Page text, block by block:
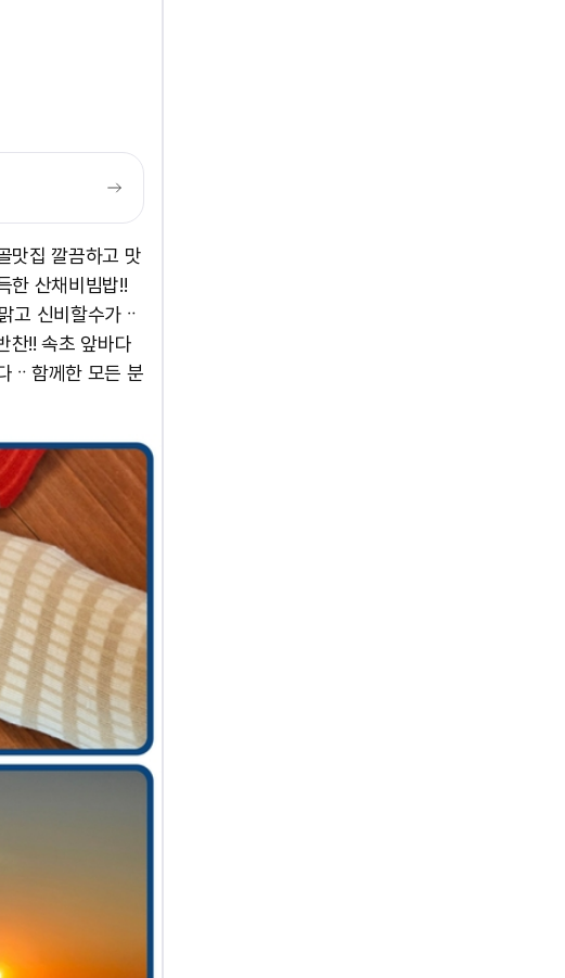
맛집 깔끔하고 맛
한 산채비빔밥!!
고 신비할수가ᆢ
찬!! 속초 앞바다
ᆢ함께한 모든 분